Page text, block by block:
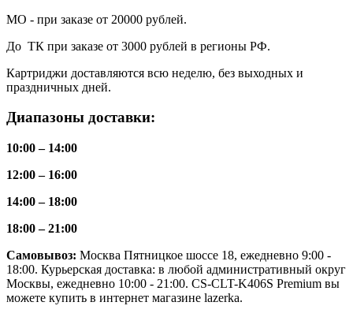
МО - при заказе от 20000 рублей.
До ТК при заказе от 3000 рублей в регионы РФ.
Картриджи доставляются всю неделю, без выходных и
праздничных дней.
Диапазоны доставки:
10:00 – 14:00
12:00 – 16:00
14:00 – 18:00
18:00 – 21:00
Самовывоз: Москва Пятницкое шоссе 18, ежедневно 9:00 -
18:00. Курьерская доставка: в любой административный округ
Москвы, ежедневно 10:00 - 21:00. CS-CLT-K406S Premium вы
можете купить в интернет магазине lazerka.